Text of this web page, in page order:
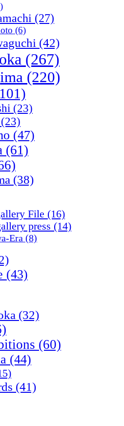
(27)
(6)
(42)
(267)
(220)
(23)
(23)
(47)
(61)
(38)
File (16)
press (14)
Era (8)
(43)
(32)
(60)
(44)
(41)